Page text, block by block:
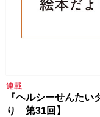
連載
『ヘルシーせんた
り 第31回】